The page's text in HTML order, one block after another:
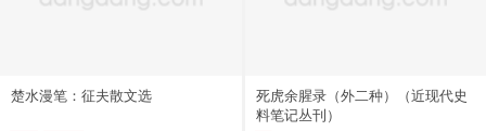
楚水漫笔：征夫散文选
死虎余腥录（外二种）（近现代史
料笔记丛刊）